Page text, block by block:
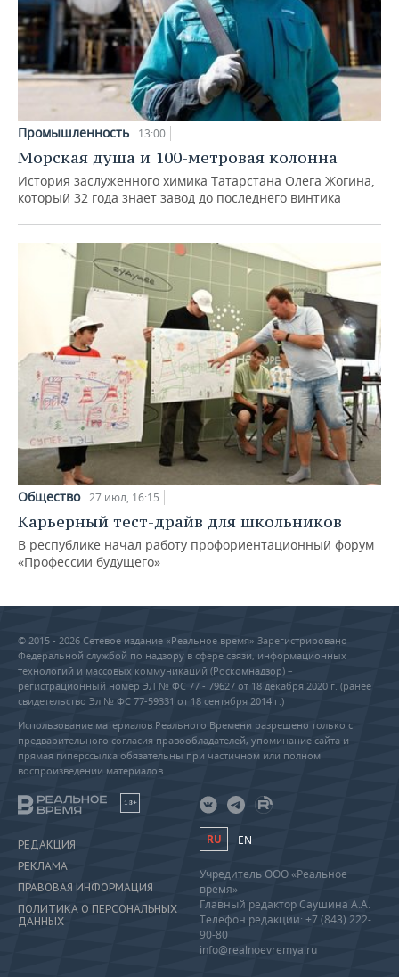
Промышленность 13:00
Морская душа и 100-метровая колонна
История заслуженного химика Татарстана Олега Жогина,
который 32 года знает завод до последнего винтика
Общество 27 июл, 16:15
Карьерный тест-драйв для школьников
В республике начал работу профориентационный форум
«Профессии будущего»
© 2015 - 2026 Сетевое издание «Реальное время» Зарегистрировано
Федеральной службой по надзору в сфере связи, информационных
технологий и массовых коммуникаций (Роскомнадзор) –
регистрационный номер ЭЛ № ФС 77 - 79627 от 18 декабря 2020 г. (ранее
свидетельство Эл № ФС 77-59331 от 18 сентября 2014 г.)
Использование материалов Реального Времени разрешено только с
предварительного согласия правообладателей, упоминание сайта и
прямая гиперссылка обязательны при частичном или полном
воспроизведении материалов.
18+
РЕДАКЦИЯ
РЕКЛАМА
ПРАВОВАЯ ИНФОРМАЦИЯ
ПОЛИТИКА О ПЕРСОНАЛЬНЫХ
ДАННЫХ
RU EN
Учредитель ООО «Реальное
время»
Главный редактор Саушина А.А.
Телефон редакции: +7 (843) 222-
90-80
info@realnoevremya.ru